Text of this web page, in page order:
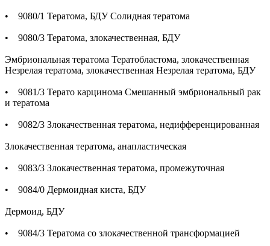
• 9080/1 Тератома, БДУ Солидная тератома
• 9080/3 Тератома, злокачественная, БДУ
Эмбриональная тератома Тератобластома, злокачественная
Незрелая тератома, злокачественная Незрелая тератома, БДУ
• 9081/3 Терато карцинома Смешанный эмбриональный рак
и тератома
• 9082/3 Злокачественная тератома, недифференцированная
Злокачественная тератома, анапластическая
• 9083/3 Злокачественная тератома, промежуточная
• 9084/0 Дермоидная киста, БДУ
Дермоид, БДУ
• 9084/3 Тератома со злокачественной трансформацией